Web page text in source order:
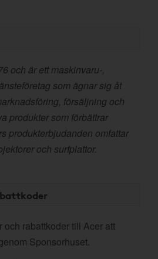
och är ett maskinvaru-,
som ägnar sig åt
försäljning och
produkter som förbättrar
produkterbjudanden omfattar
och surfplattor.
och rabattkoder till Acer att
Sponsorhuset.